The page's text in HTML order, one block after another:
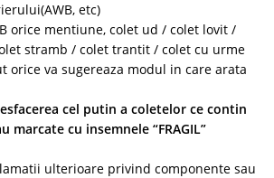
etc)
orice mentiune, colet ud / colet lovit /
stramb / colet trantit / colet cu urme
orice va sugereaza modul in care arata
cel putin a coletelor ce contin
marcate cu insemnele “FRAGIL”
ulterioare privind componente sau